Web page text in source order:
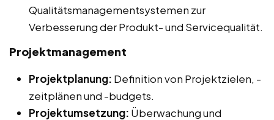
Qualitätsmanagementsystemen zur
Verbesserung der Produkt- und Servicequalität.
Projektmanagement
Projektplanung: Definition von Projektzielen, -
zeitplänen und -budgets.
Projektumsetzung: Überwachung und